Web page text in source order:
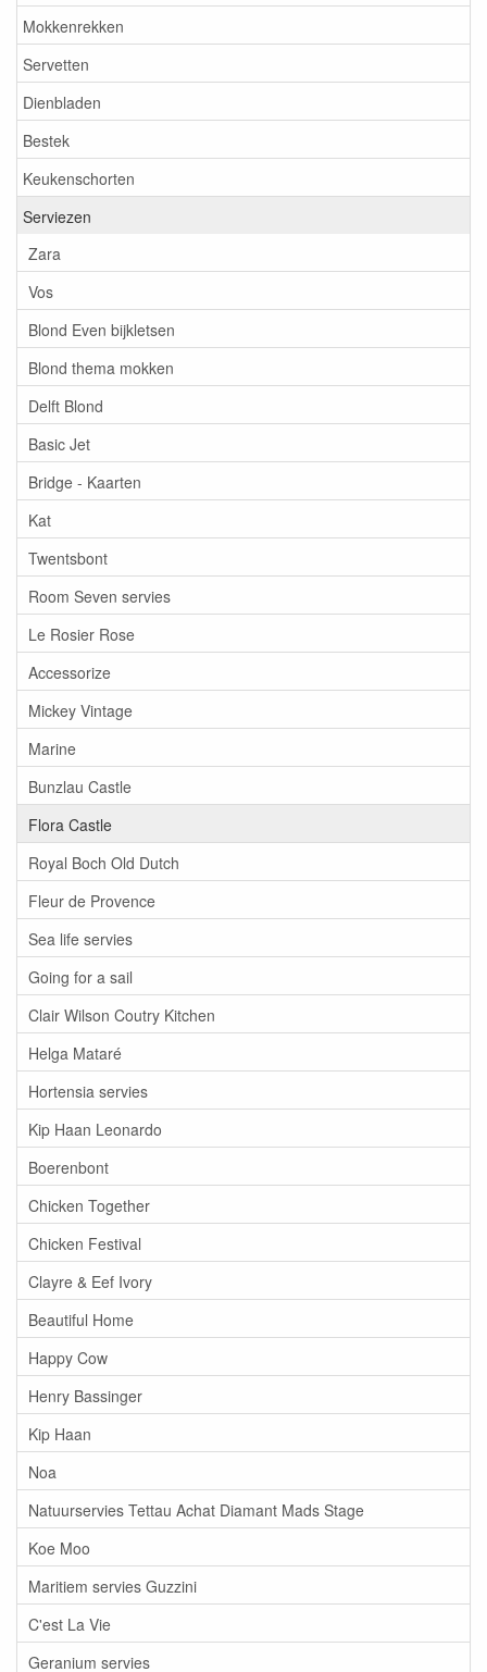
Mokkenrekken
Servetten
Dienbladen
Bestek
Keukenschorten
Serviezen
Zara
Vos
Blond Even bijkletsen
Blond thema mokken
Delft Blond
Basic Jet
Bridge - Kaarten
Kat
Twentsbont
Room Seven servies
Le Rosier Rose
Accessorize
Mickey Vintage
Marine
Bunzlau Castle
Flora Castle
Royal Boch Old Dutch
Fleur de Provence
Sea life servies
Going for a sail
Clair Wilson Coutry Kitchen
Helga Mataré
Hortensia servies
Kip Haan Leonardo
Boerenbont
Chicken Together
Chicken Festival
Clayre & Eef Ivory
Beautiful Home
Happy Cow
Henry Bassinger
Kip Haan
Noa
Natuurservies Tettau Achat Diamant Mads Stage
Koe Moo
Maritiem servies Guzzini
C'est La Vie
Geranium servies